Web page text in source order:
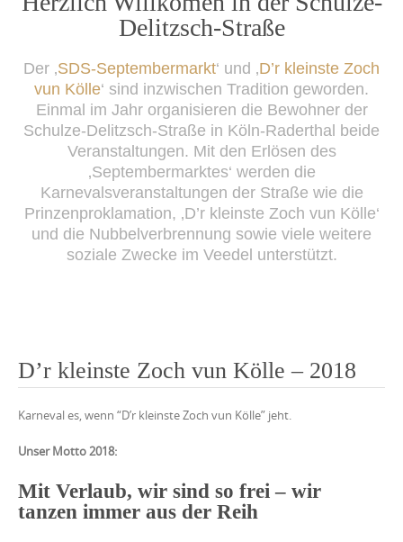
content
Delitzsch-Straße
Der ‚SDS-Septembermarkt‘ und ‚D’r kleinste Zoch
vun Kölle‘ sind inzwischen Tradition geworden.
Einmal im Jahr organisieren die Bewohner der
Schulze-Delitzsch-Straße in Köln-Raderthal beide
Veranstaltungen. Mit den Erlösen des
‚Septembermarktes‘ werden die
Karnevalsveranstaltungen der Straße wie die
Prinzenproklamation, ‚D’r kleinste Zoch vun Kölle‘
und die Nubbelverbrennung sowie viele weitere
soziale Zwecke im Veedel unterstützt.
D’r kleinste Zoch vun Kölle – 2018
Karneval es, wenn “D’r kleinste Zoch vun Kölle” jeht.
Unser Motto 2018:
Mit Verlaub, wir sind so frei – wir
tanzen immer aus der Reih